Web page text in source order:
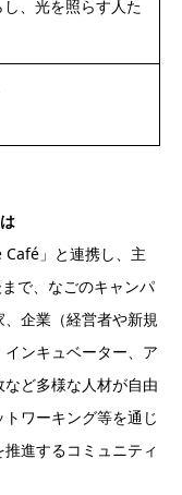
、光を照らす人た
」と連携し、主
で、なごのキャンパ
企業（経営者や新規
ンキュベーター、ア
ど多様な人材が自由
ワーキング等を通じ
進するコミュニティ